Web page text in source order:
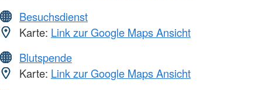
Besuchsdienst
Karte: Link zur Google Maps Ansicht
Blutspende
Karte: Link zur Google Maps Ansicht